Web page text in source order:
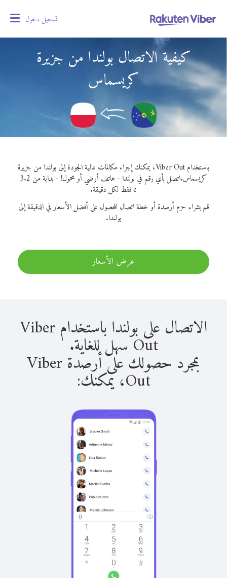
تسجيل دخول
كيفية الاتصال بولندا من جزيرة
كريسماس
باستخدام Viber Out، يمكنك إجراء مكالمات عالية الجودة إلى بولندا من جزيرة
كريسماس.
اتصل بأي رقم في بولندا - هاتف أرضي أو محمول! - بداية من 3.2
¢ فقط لكل دقيقة.
قم بشراء حزم أرصدة أو خطة اتصال للحصول على أفضل الأسعار في الدقيقة إلى
بولندا.
عرض الأسعار
الاتصال على بولندا باستخدام Viber
Out سهل للغاية.
بمجرد حصولك على أرصدة Viber
Out، يمكنك: